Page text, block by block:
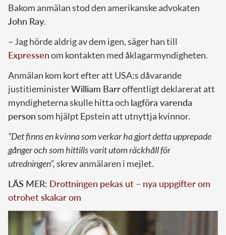
Bakom anmälan stod den amerikanske advokaten
John Ray.
– Jag hörde aldrig av dem igen, säger han till
Expressenom kontakten med åklagarmyndigheten.
Anmälan kom kort efter att USA:s dåvarande
justitieministerWilliam Barroffentligt deklarerat att
myndigheterna skulle hitta och lagföra varenda
personsom hjälpt Epstein att utnyttja kvinnor.
”Det finns en kvinna som verkar ha gjort detta upprepade
gånger och som hittills varit utom räckhåll för
utredningen”,skrev anmälaren i mejlet.
LÄS MER: Drottningen pekas ut – nya uppgifter om
otrohet skakar om